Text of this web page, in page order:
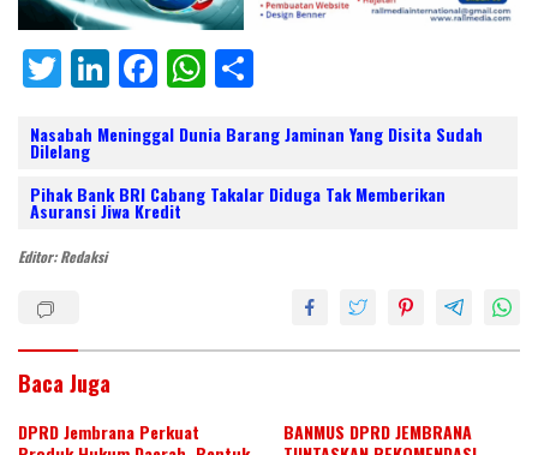
T
itt
er
Li
k
e
dI
F
e
b
o
W
at
s
ar
e
Nasabah Meninggal Dunia Barang Jaminan Yang Disita Sudah
Dilelang
Pihak Bank BRI Cabang Takalar Diduga Tak Memberikan
Asuransi Jiwa Kredit
Editor: Redaksi
Baca Juga
DPRD Jembrana Perkuat
BANMUS DPRD JEMBRANA